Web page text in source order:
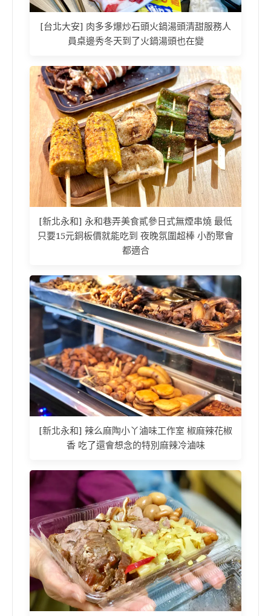
[台北大安] 肉多多爆炒石頭火鍋湯頭清甜服務人
員桌邊秀冬天到了火鍋湯頭也在變
[新北永和] 永和巷弄美食貳參日式無煙串燒 最低
只要15元銅板價就能吃到 夜晚氛圍超棒 小酌聚會
都適合
[新北永和] 辣么麻陶小丫滷味工作室 椒麻辣花椒
香 吃了還會想念的特別麻辣冷滷味